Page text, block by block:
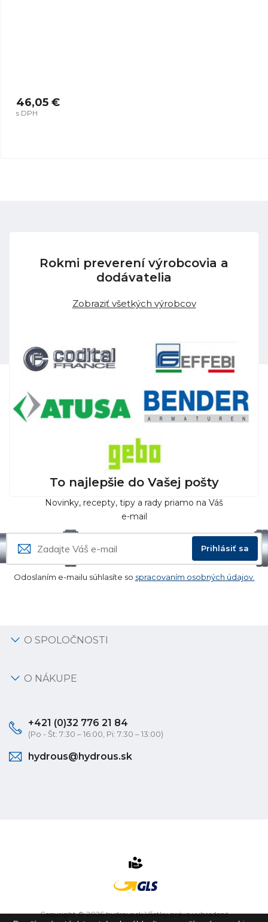
46,05 €
s DPH
Rokmi preverení výrobcovia a
dodávatelia
Zobraziť všetkých výrobcov
To najlepšie do Vašej pošty
Novinky, recepty, tipy a rady priamo na Váš
e-mail
Prihlásiť sa
Odoslaním e-mailu súhlasíte so spracovaním osobných údajov.
O SPOLOČNOSTI
O NÁKUPE
+421 (0)32 776 21 84
(Po - Št: 7:30 – 16:00, Pi: 7:30 – 13:00)
hydrous@hydrous.sk
Copyright © 2026 hydrous.sk Všetky práva vyhradené